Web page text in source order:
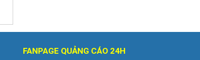
FANPAGE QUẢNG CÁO 24H